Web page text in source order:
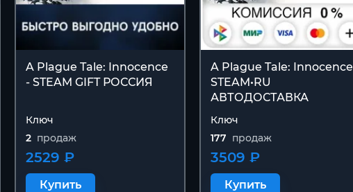
A Plague Tale: Innocence
- STEAM GIFT РОССИЯ
Ключ
2 продаж
2529 ₽
Купить
A Plague Tale: Innocence
STEAM•RU
АВТОДОСТАВКА
Ключ
177 продаж
3509 ₽
Купить